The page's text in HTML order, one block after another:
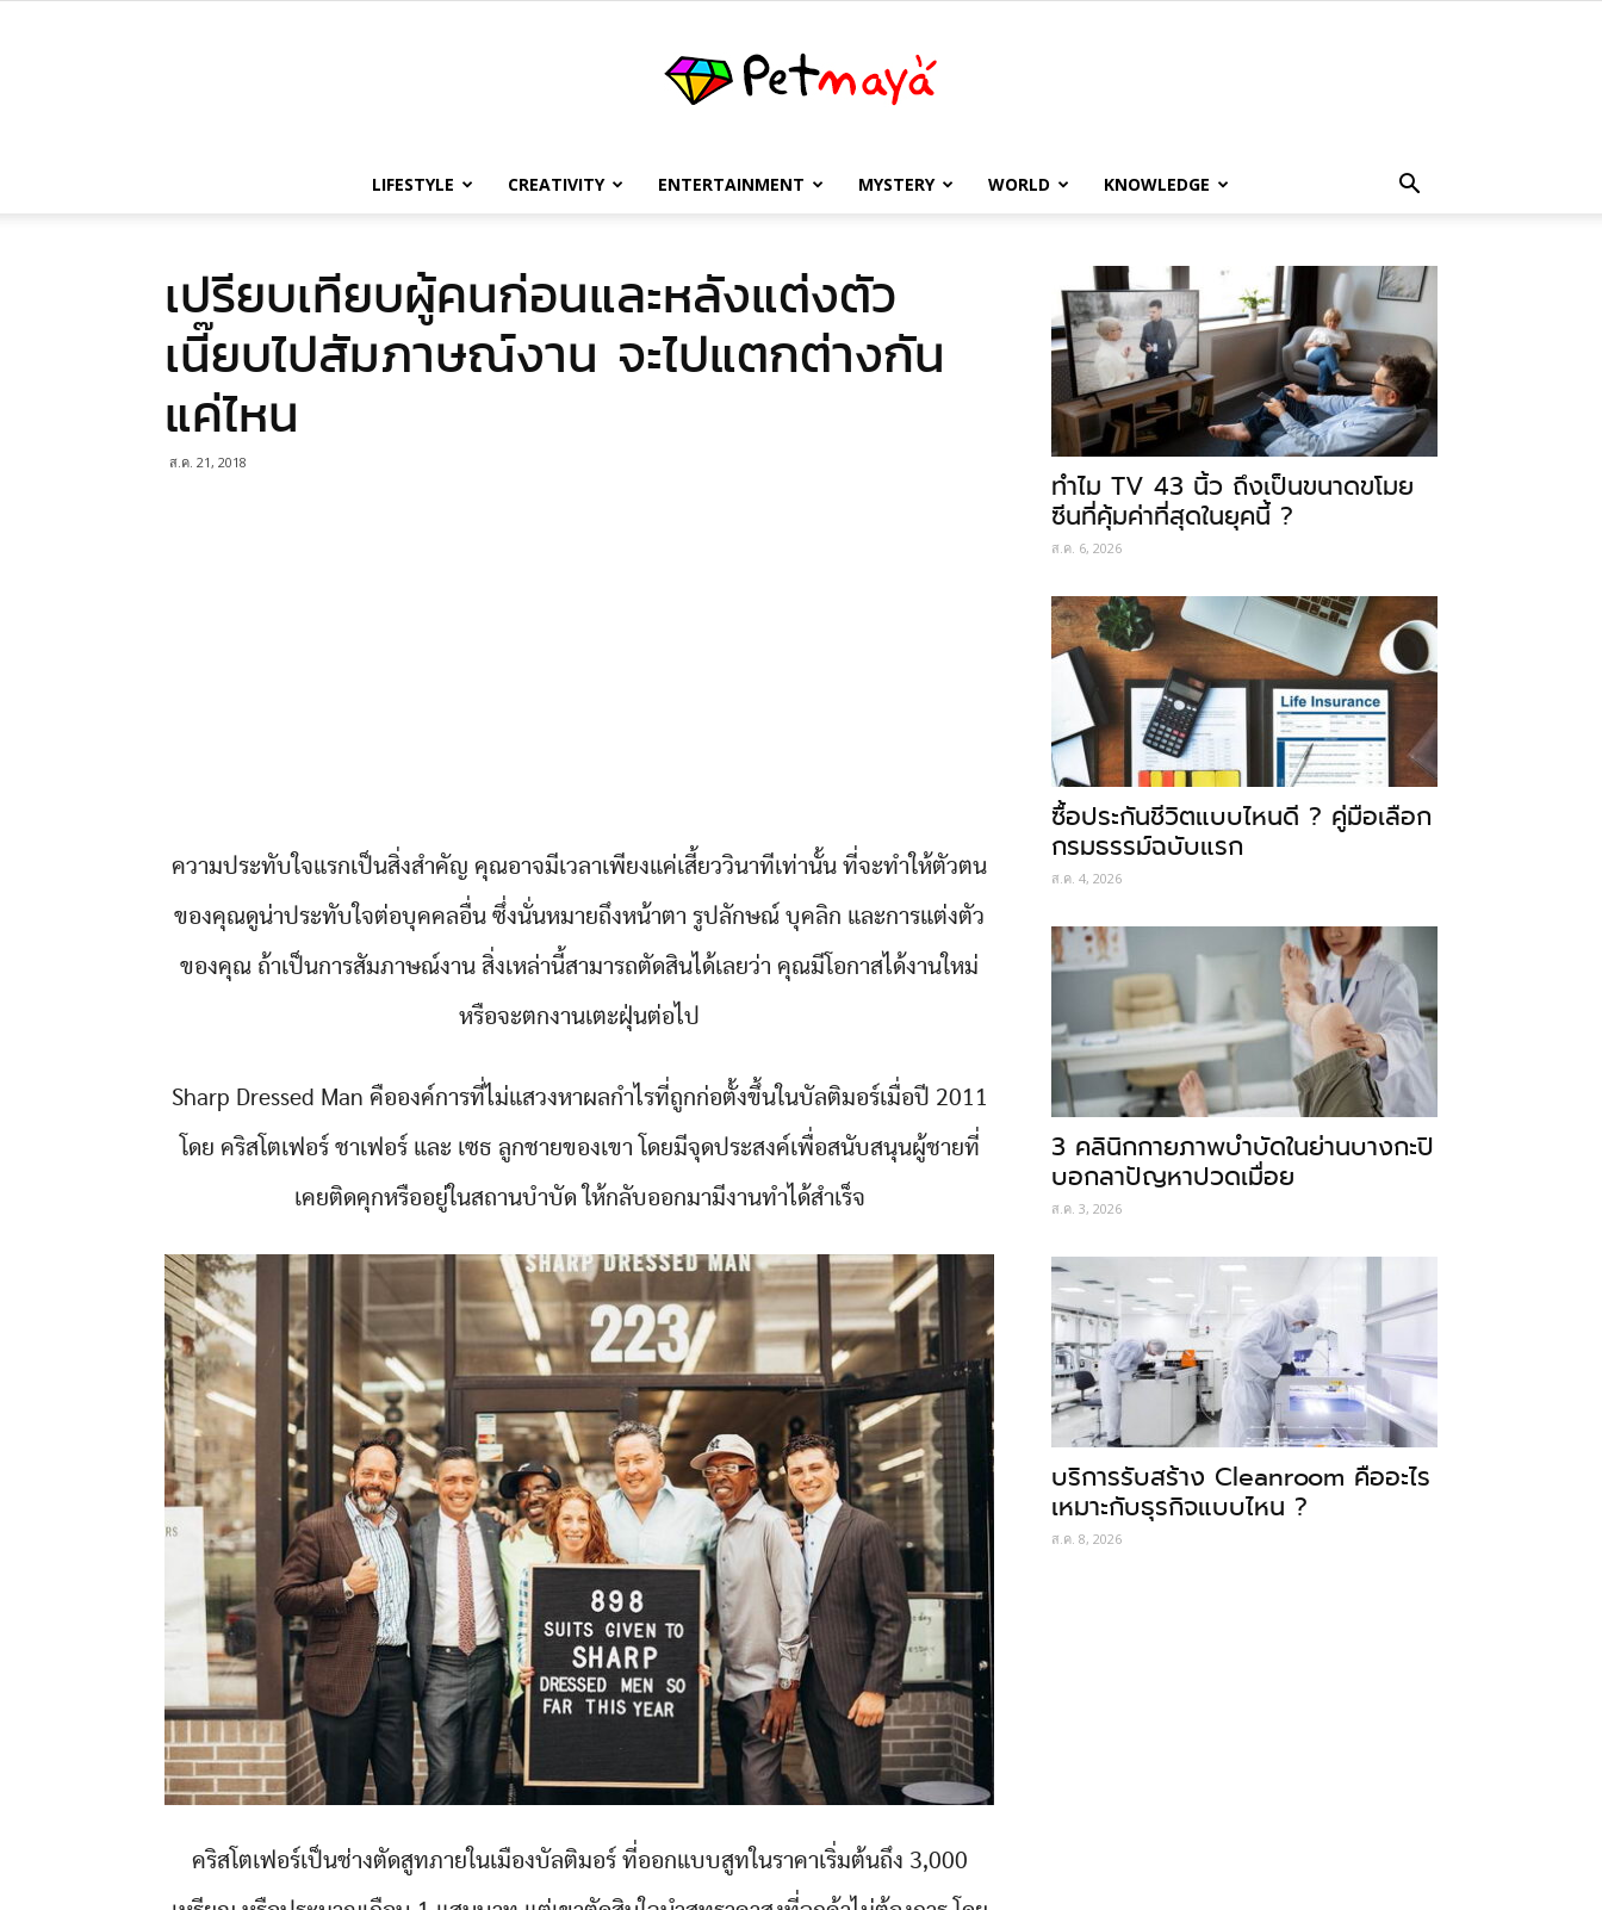
เพชร
มายา
LIFESTYLE CREATIVITY ENTERTAINMENT MYSTERY WORLD KNOWLEDGE
เปรียบเทียบผู้คนก่อนและหลังแต่งตัว
เนี๊ยบไปสัมภาษณ์งาน จะไปแตกต่างกัน
แค่ไหน
ส.ค. 21, 2018
ความประทับใจแรกเป็นสิ่งสำคัญ คุณอาจมีเวลาเพียงแค่เสี้ยววินาทีเท่านั้น ที่จะทำให้ตัวตน
ของคุณดูน่าประทับใจต่อบุคคลอื่น ซึ่งนั่นหมายถึงหน้าตา รูปลักษณ์ บุคลิก และการแต่งตัว
ของคุณ ถ้าเป็นการสัมภาษณ์งาน สิ่งเหล่านี้สามารถตัดสินได้เลยว่า คุณมีโอกาสได้งานใหม่
หรือจะตกงานเตะฝุ่นต่อไป
Sharp Dressed Man คือองค์การที่ไม่แสวงหาผลกำไรที่ถูกก่อตั้งขึ้นในบัลติมอร์เมื่อปี 2011
โดย คริสโตเฟอร์ ชาเฟอร์ และ เซธ ลูกชายของเขา โดยมีจุดประสงค์เพื่อสนับสนุนผู้ชายที่
เคยติดคุกหรืออยู่ในสถานบำบัด ให้กลับออกมามีงานทำได้สำเร็จ
คริสโตเฟอร์เป็นช่างตัดสูทภายในเมืองบัลติมอร์ ที่ออกแบบสูทในราคาเริ่มต้นถึง 3,000
ทำไม TV 43 นิ้ว ถึงเป็นขนาดขโมย
ซีนที่คุ้มค่าที่สุดในยุคนี้ ?
ส.ค. 6, 2026
ซื้อประกันชีวิตแบบไหนดี ? คู่มือเลือก
กรมธรรม์ฉบับแรก
ส.ค. 4, 2026
3 คลินิกกายภาพบำบัดในย่านบางกะปิ
บอกลาปัญหาปวดเมื่อย
ส.ค. 3, 2026
บริการรับสร้าง Cleanroom คืออะไร
เหมาะกับธุรกิจแบบไหน ?
ส.ค. 8, 2026